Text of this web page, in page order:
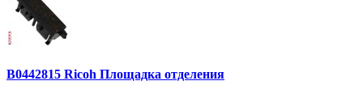
B0442815 Ricoh Площадка отделения